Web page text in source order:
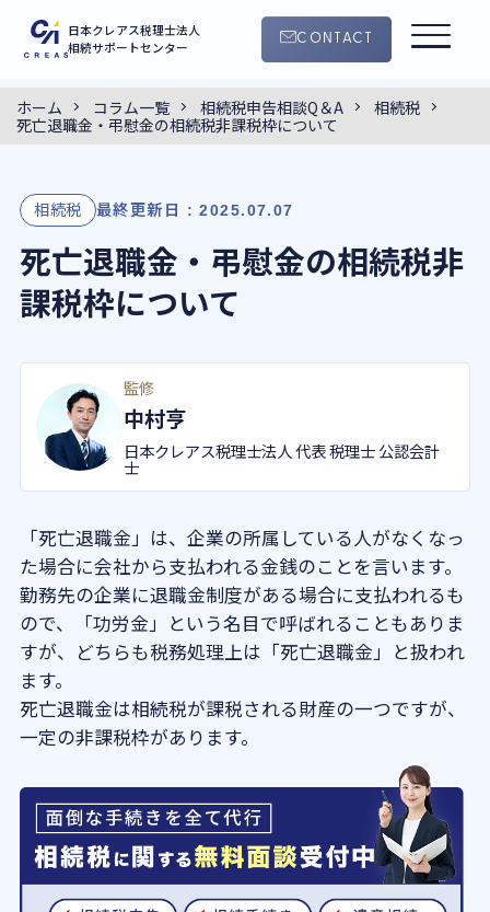
日本クレアス税理士法人
相続サポートセンター
CONTACT
0120-55-4145
9:00 ~ 18:30
サービス案内
手続きの流れ
コラム
セミナー
よくある質問
法人概要
ホーム コラム一覧 相続税申告相談Q＆A
相続税
死亡退職金・弔慰金の相続税非課税枠について
相続税 最終更新日 : 2025.07.07
死亡退職金・弔慰金の相続税非
課税枠について
監修
中村亨
日本クレアス税理士法人 代表 税理士 公認会計
士
「死亡退職金」は、企業の所属している人がなくなっ
た場合に会社から支払われる金銭のことを言います。
勤務先の企業に退職金制度がある場合に支払われるも
ので、「功労金」という名目で呼ばれることもありま
すが、どちらも税務処理上は「死亡退職金」と扱われ
ます。
死亡退職金は相続税が課税される財産の一つですが、
一定の非課税枠があります。